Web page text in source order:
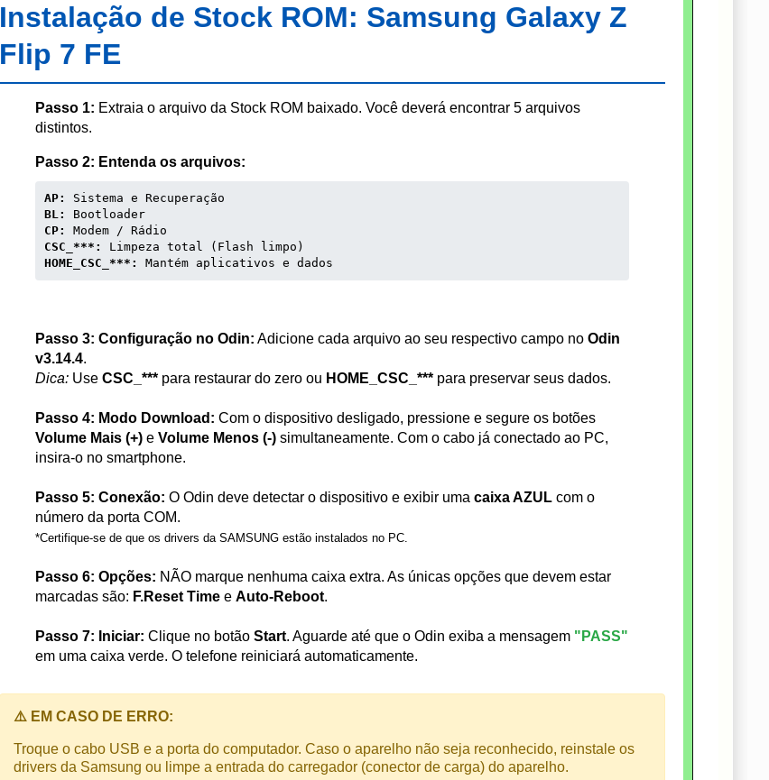
Instalação de Stock ROM: Samsung Galaxy Z
Flip 7 FE
Passo 1: Extraia o arquivo da Stock ROM baixado. Você deverá encontrar 5 arquivos
distintos.
Passo 2: Entenda os arquivos:
AP:
Sistema e Recuperação
BL:
Bootloader
CP:
Modem / Rádio
CSC_***:
Limpeza total (Flash limpo)
HOME_CSC_***:
Mantém aplicativos e dados
Passo 3: Configuração no Odin: Adicione cada arquivo ao seu respectivo campo no Odin
v3.14.4.
Dica: Use CSC_*** para restaurar do zero ou HOME_CSC_*** para preservar seus dados.
Passo 4: Modo Download: Com o dispositivo desligado, pressione e segure os botões
Volume Mais (+) e Volume Menos (-) simultaneamente. Com o cabo já conectado ao PC,
insira-o no smartphone.
Passo 5: Conexão: O Odin deve detectar o dispositivo e exibir uma caixa AZUL com o
número da porta COM.
*Certifique-se de que os drivers da SAMSUNG estão instalados no PC.
Passo 6: Opções: NÃO marque nenhuma caixa extra. As únicas opções que devem estar
marcadas são: F.Reset Time e Auto-Reboot.
Passo 7: Iniciar: Clique no botão Start. Aguarde até que o Odin exiba a mensagem "PASS"
em uma caixa verde. O telefone reiniciará automaticamente.
⚠️ EM CASO DE ERRO:
Troque o cabo USB e a porta do computador. Caso o aparelho não seja reconhecido, reinstale os
drivers da Samsung ou limpe a entrada do carregador (conector de carga) do aparelho.